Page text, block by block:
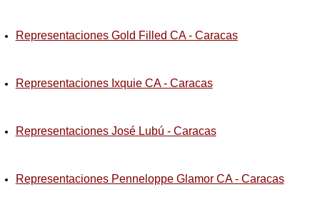
Representaciones Gold Filled CA - Caracas
Representaciones Ixquie CA - Caracas
Representaciones José Lubú - Caracas
Representaciones Penneloppe Glamor CA - Caracas